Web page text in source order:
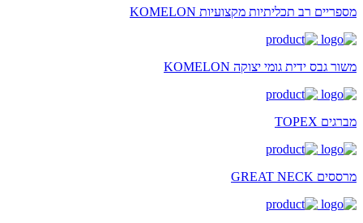
מספריים רב תכליתיות מקצועיות KOMELON
משור גבס ידית גומי יצוקה KOMELON
מברגים TOPEX
מרססים GREAT NECK